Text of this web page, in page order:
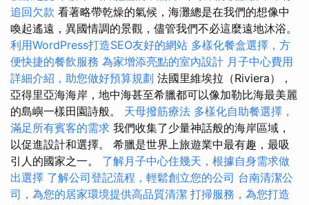
追回欠款 看著略帶乾燥的氣候，海灘總是在我們的想像中
喚起遙遠，異國情調的景觀，儘管我們不必這麼遠地沐浴。
利用WordPress打造SEO友好的網站 多樣化餐盒選擇，方
便快捷的餐飲服務 為家增添亮點的室內設計 月子中心費用
詳細介紹，助您做好預算規劃 法國里維埃拉（Riviera），
亞得里亞海海岸，地中海甚至希臘都可以像加勒比海最美麗
的島嶼一樣田園詩般。 天母撥筋療法 多樣化自助餐選擇，
滿足所有賓客的需求 我們收集了少量神話般的海岸區域，
以促進設計和選擇。 希臘是世界上旅遊業中最有趣，最吸
引人的國家之一。 了解月子中心住幾天，根據自身需求做
出選擇 了解公司登記流程，輕鬆創立您的公司 台南清潔公
司，為您的居家環境提供高品質清潔 打掃服務，為您打造